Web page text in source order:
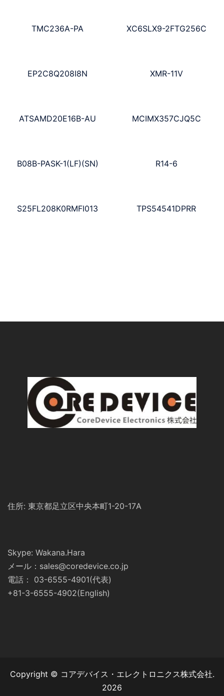
TMC236A-PA XC6SLX9-2FTG256C
EP2C8Q208I8N XMR-11V
ATSAMD20E16B-AU MCIMX357CJQ5C
B08B-PASK-1(LF)(SN) R14-6
S25FL208K0RMFI013 TPS54541DPRR
住所: 東京都足立区中央本町1-20-17A
Skype: Wakana.Hara
メール：sales@coredevice.co.jp
電話： 03-6555-4901(代表)
+81-3-6555-4902(English)
Copyright © コアデバイス・エレクトロニクス株式会社.
2026